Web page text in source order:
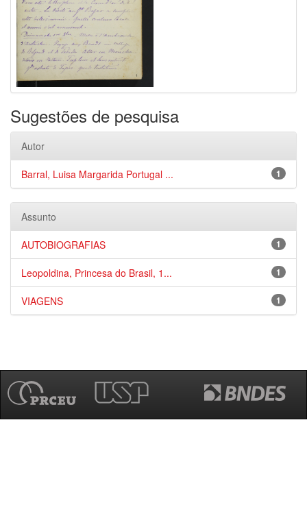
Sugestões de pesquisa
Autor
1
Barral, Luisa Margarida Portugal ...
Assunto
1
AUTOBIOGRAFIAS
1
Leopoldina, Princesa do Brasil, 1...
1
VIAGENS